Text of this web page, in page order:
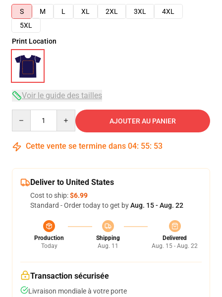
S
M L XL 2XL 3XL
4XL
5XL
Print Location
Voir le guide des tailles
AJOUTER AU PANIER
Cette vente se termine dans 04: 55: 53
Deliver to United States
Cost to ship:$6.99
Standard - Order today to get byAug. 15 - Aug. 22
Production
Today
Shipping
Aug. 11
Delivered
Aug. 15 - Aug. 22
Transaction sécurisée
Livraison mondiale à votre porte